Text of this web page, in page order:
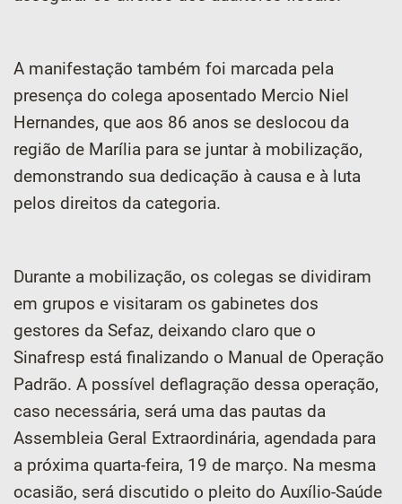
A manifestação também foi marcada pela
presença do colega aposentado Mercio Niel
Hernandes, que aos 86 anos se deslocou da
região de Marília para se juntar à mobilização,
demonstrando sua dedicação à causa e à luta
pelos direitos da categoria.
Durante a mobilização, os colegas se dividiram
em grupos e visitaram os gabinetes dos
gestores da Sefaz, deixando claro que o
Sinafresp está finalizando o Manual de Operação
Padrão. A possível deflagração dessa operação,
caso necessária, será uma das pautas da
Assembleia Geral Extraordinária, agendada para
a próxima quarta-feira, 19 de março. Na mesma
ocasião, será discutido o pleito do Auxílio-Saúde